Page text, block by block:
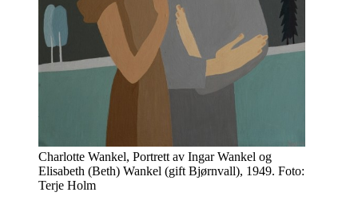
Charlotte Wankel, Portrett av Ingar Wankel og
Elisabeth (Beth) Wankel (gift Bjørnvall), 1949. Foto:
Terje Holm